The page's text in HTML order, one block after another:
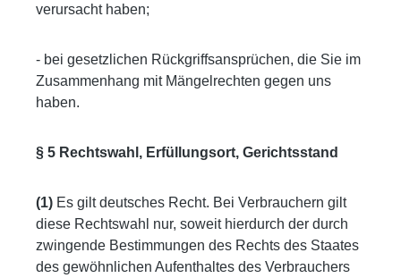
verursacht haben;
- bei gesetzlichen Rückgriffsansprüchen, die Sie im
Zusammenhang mit Mängelrechten gegen uns
haben.
§ 5 Rechtswahl, Erfüllungsort, Gerichtsstand
(1) Es gilt deutsches Recht. Bei Verbrauchern gilt
diese Rechtswahl nur, soweit hierdurch der durch
zwingende Bestimmungen des Rechts des Staates
des gewöhnlichen Aufenthaltes des Verbrauchers